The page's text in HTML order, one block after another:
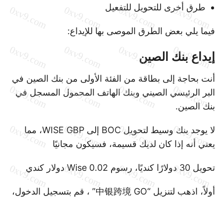
طرق أخرى للتحويل للتفعيل
فيما يلي بعض الطرق الموصى بها للإيداع:
إيداع بنك الصين
أنت بحاجة إلى بطاقة من الفئة الأولى من بنك الصين في
البر الرئيسي الصيني وبنك الهاتف المحمول المسجل في
بنك الصين.
لا يوجد بنك وسيط لتحويل BOC إلى WISE GBP، مما
يعني أنه إذا كان لديك قسيمة، فسيكون مجانيًا
تحويل 30 دولارًا كنديًا، رسوم Wise 0.02 دولار كندي
أولاً، اذهب لتنزيل “中银跨境 GO” ، قم بتسجيل الدخول،